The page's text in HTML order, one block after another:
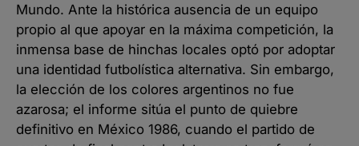
Mundo. Ante la histórica ausencia de un equipo
propio al que apoyar en la máxima competición, la
inmensa base de hinchas locales optó por adoptar
una identidad futbolística alternativa. Sin embargo,
la elección de los colores argentinos no fue
azarosa; el informe sitúa el punto de quiebre
definitivo en México 1986, cuando el partido de